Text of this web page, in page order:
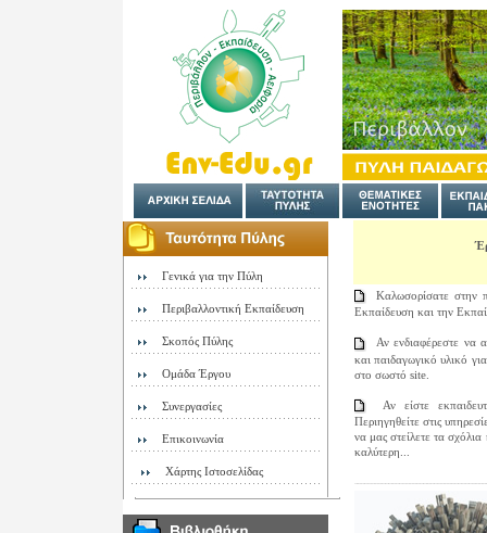
Γενικά για την Πύλη
Περιβαλλοντική Εκπαίδευση
Σκοπός Πύλης
Ομάδα Έργου
Συνεργασίες
Επικοινωνία
Χάρτης Ιστοσελίδας
Καλωσορίσατε στην
Εκπαίδευση και την
Αν ενδιαφέρεστε να
και παιδαγωγικό υλικό
στο σωστό site.
Αν είστε
Περιηγηθείτε στις
να μας στείλετε τα
καλύτερη...